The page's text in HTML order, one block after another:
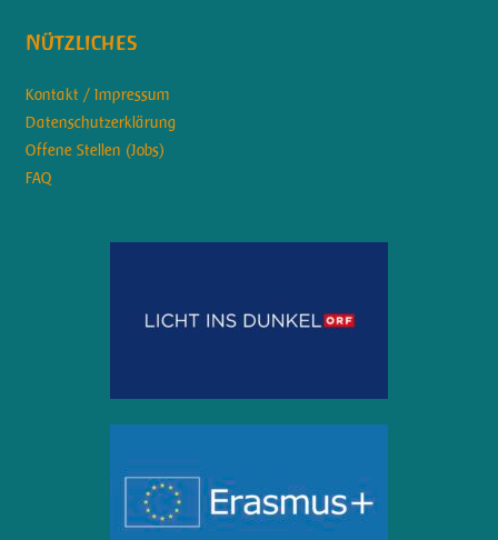
Nützliches
Kontakt / Impressum
Datenschutzerklärung
Offene Stellen (Jobs)
FAQ